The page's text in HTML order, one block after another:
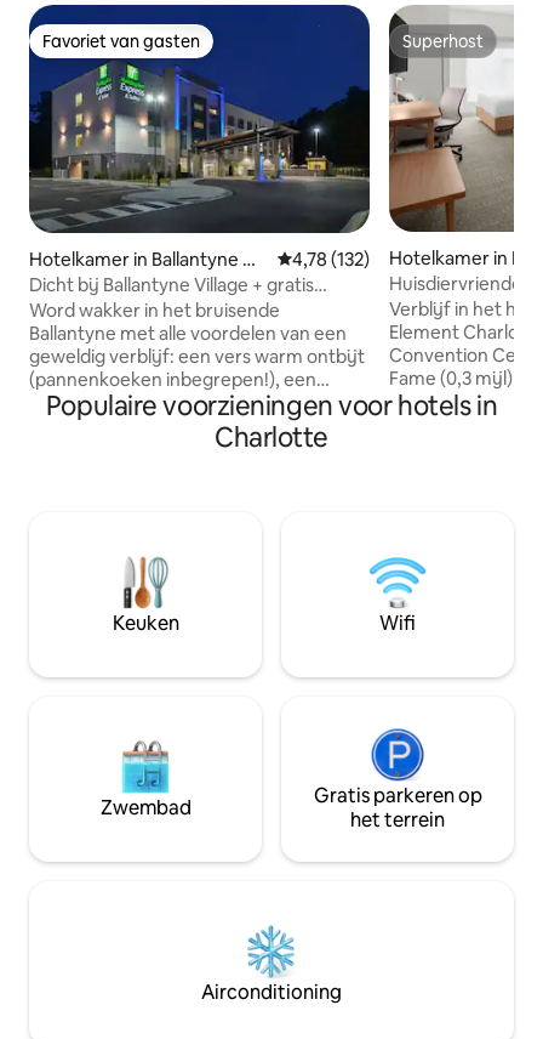
Favoriet van gasten
Favoriet van gasten
Hotelkamer in Ballantyne W
est
Gemiddelde beoordeling van
4,78 (132)
Dicht bij Ballantyne Village + gratis
ontbijt en zwembad
Word wakker in het bruisende
Ballantyne met alle voordelen van een
geweldig verblijf: een vers warm ontbijt
(pannenkoeken inbegrepen!), een
buitenzwembad voor zonnige
middagduiken en een fitnesscentrum
om je in beweging te houden. Perfect
Charlotte. Gratis parkeren maakt het
verkennen van de stad gemakkelijk,
terwijl onze comfortabele suites zorgen
voor een rustgevende nacht na een dag
Superhost
Superhost
Hotelkamer in
Ontbijt. Volledige
Verblijf in het
Element
Convention
Fame (0,3 mijl),
mijl) en Bank of
mijl). Elke suite
Of het nu gaat
een zakenreis of
deze eco-smart
dicht bij alles in
Populaire voorzieningen voor hotels in
Charlotte
Keuken Wifi
Zwembad
Gratis parkeren op
het terrein
Airconditioning